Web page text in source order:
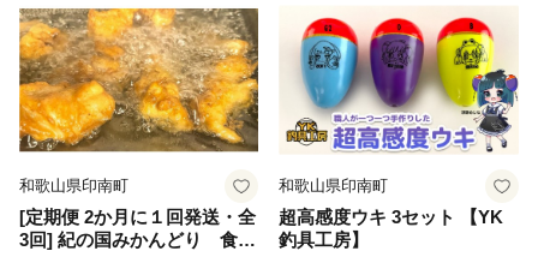
和歌山県印南町
[定期便 2か月に１回発送・全
3回] 紀の国みかんどり 食べ
和歌山県印南町
超高感度ウキ 3セット 【YK
釣具工房】